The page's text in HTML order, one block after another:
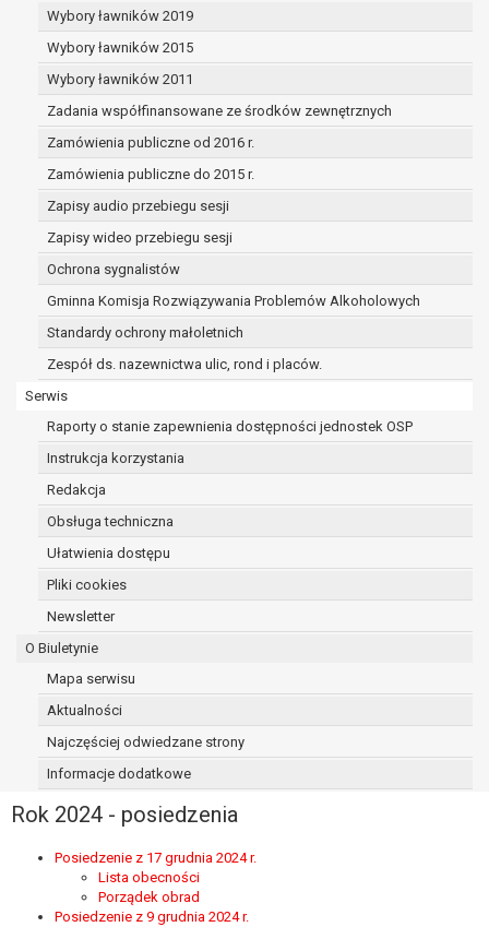
Wybory ławników 2019
Wybory ławników 2015
Wybory ławników 2011
Zadania współfinansowane ze środków zewnętrznych
Zamówienia publiczne od 2016 r.
Zamówienia publiczne do 2015 r.
Zapisy audio przebiegu sesji
Zapisy wideo przebiegu sesji
Ochrona sygnalistów
Gminna Komisja Rozwiązywania Problemów Alkoholowych
Standardy ochrony małoletnich
Zespół ds. nazewnictwa ulic, rond i placów.
Serwis
Raporty o stanie zapewnienia dostępności jednostek OSP
Instrukcja korzystania
Redakcja
Obsługa techniczna
Ułatwienia dostępu
Pliki cookies
Newsletter
O Biuletynie
Mapa serwisu
Aktualności
Najczęściej odwiedzane strony
Informacje dodatkowe
Rok 2024 - posiedzenia
Posiedzenie z 17 grudnia 2024 r.
Lista obecności
Porządek obrad
Posiedzenie z 9 grudnia 2024 r.
celu wywiązania się z obowiązku
wynikającego z przepisów prawa;
prawo do żądania ograniczenia
przetwarzania danych osobowych na
podstawie art. 18 RODO, w przypadku gdy:
osoba, której dane dotyczą
kwestionuje prawidłowość danych
osobowych – na okres pozwalający
administratorowi sprawdzić
prawidłowość tych danych,
przetwarzanie danych jest niezgodne
z prawem, a osoba, której dane
dotyczą, sprzeciwia się usunięciu
danych, żądając w zamian ich
ograniczenia,
której dane dotyczą, potrzebuje ich do
ustalenia, obrony lub dochodzenia
osoba, której dane dotyczą, wniosła
sprzeciw wobec przetwarzania
danych - do czasu ustalenia czy
stronie administratora są nadrzędne
podstawie art. 20 RODO, w przypadku gdy
łącznie spełnione są następujące przesłanki:
przetwarzanie danych odbywa się na
podstawie umowy zawartej z osobą,
której dane dotyczą lub na podstawie
zgody wyrażonej przez tą osobę,
przetwarzanie odbywa się w sposób
prawo sprzeciwu wobec przetwarzania
danych na podstawie art. 21 RODO, wobec
przetwarzania danych osobowych, którego